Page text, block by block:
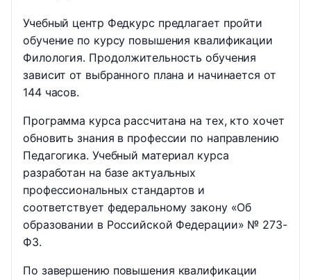
Учебный центр Федкурс предлагает пройти
обучение по курсу повышения квалификации
Филология. Продолжительность обучения
зависит от выбранного плана и начинается от
144 часов.
Программа курса рассчитана на тех, кто хочет
обновить знания в профессии по направлению
Педагогика. Учебный материал курса
разработан на базе актуальных
профессиональных стандартов и
соответствует федеральному закону «Об
образовании в Российской Федерации» № 273-
ФЗ.
По завершению повышения квалификации